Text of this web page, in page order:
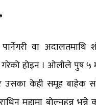
वा अदालतमाथि
होइन । ओलीले पुष ५
केही समूह बाहेक